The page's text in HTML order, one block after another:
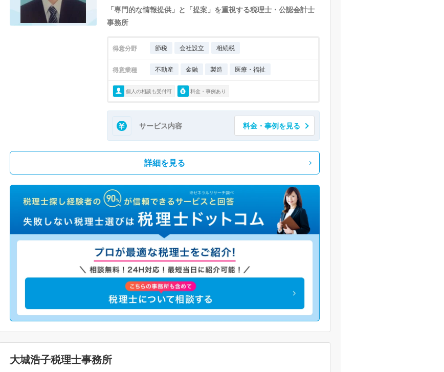
「専門的な情報提供」と「提案」を重視する税理士・公認会計士
事務所
得意分野 節税 会社設立 相続税
得意業種 不動産 金融 製造 医療・福祉
個人の相談も受付可 料金・事例あり
サービス内容 料金・事例を見る
詳細を見る
大城浩子税理士事務所